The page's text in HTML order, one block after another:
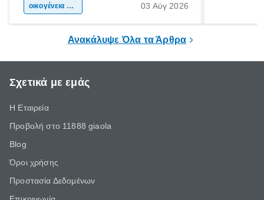
χώρας. Είτε πρόκειται για λίγες μέρες
οικογένεια & παιδί 03 Αύγ 2026
Ανακάλυψε Όλα τα Άρθρα
Σχετικά με εμάς
Η Εταιρεία
Προβολή στο 11888 giaola
Blog
Όροι χρήσης
Προστασία Δεδομένων